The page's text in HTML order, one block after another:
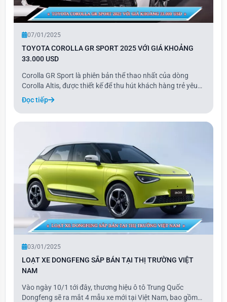
07/01/2025
TOYOTA COROLLA GR SPORT 2025 VỚI GIÁ KHOẢNG
33.000 USD
Corolla GR Sport là phiên bản thể thao nhất của dòng
Corolla Altis, được thiết kế để thu hút khách hàng trẻ yêu
thích cảm giác lái. Với những tinh chỉnh nhẹ về thiết kế, cải
tiến hệ thống treo và hiệu chỉnh ECU, Corolla GR Sport
không chỉ mang vẻ ngoài th
Đọc tiếp
03/01/2025
LOẠT XE DONGFENG SẮP BÁN TẠI THỊ TRƯỜNG VIỆT
NAM
Vào ngày 10/1 tới đây, thương hiệu ô tô Trung Quốc
Dongfeng sẽ ra mắt 4 mẫu xe mới tại Việt Nam, bao gồm